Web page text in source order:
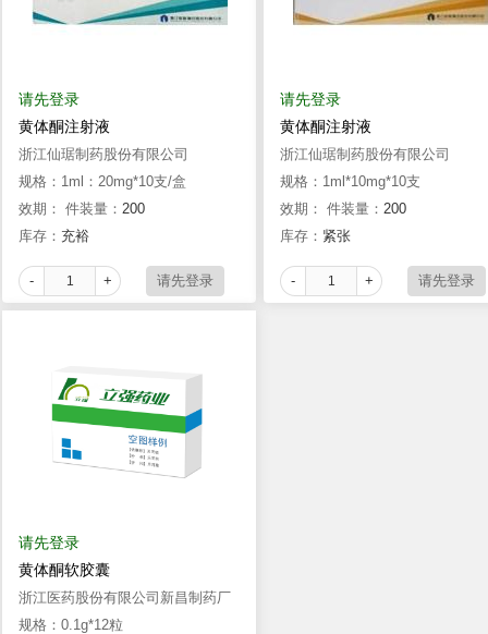
请先登录
黄体酮注射液
浙江仙琚制药股份有限公司
规格：1ml：20mg*10支/盒
效期： 件装量： 200
库存： 充裕
- +
请先登录
黄体酮注射液
浙江仙琚制药股份有限公司
规格：1ml*10mg*10支
效期： 件装量： 200
库存： 紧张
- +
请先登录
黄体酮软胶囊
浙江医药股份有限公司新昌制药厂
规格：0.1g*12粒